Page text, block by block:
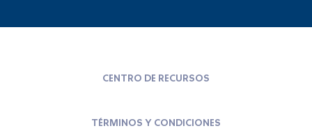
CENTRO DE RECURSOS
TÉRMINOS Y CONDICIONES